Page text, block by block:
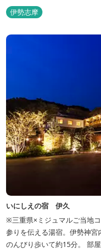
伊勢志摩
いにしえの宿 伊久
※三重県×ミジュマルご当地コラボ商
参りを伝える湯宿。伊勢神
のんびり歩いて約15分。 部